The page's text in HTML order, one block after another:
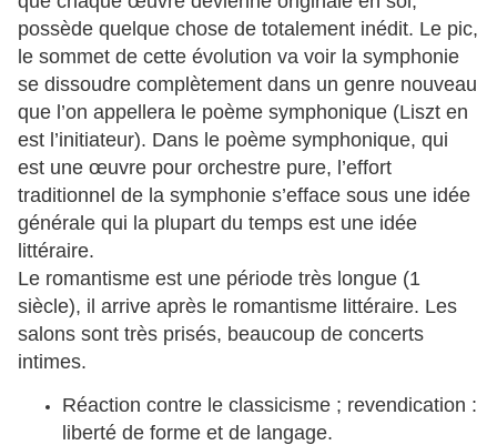
possède quelque chose de totalement inédit. Le pic,
le sommet de cette évolution va voir la symphonie
se dissoudre complètement dans un genre nouveau
que l’on appellera le poème symphonique (Liszt en
est l’initiateur). Dans le poème symphonique, qui
est une œuvre pour orchestre pure, l’effort
traditionnel de la symphonie s’efface sous une idée
générale qui la plupart du temps est une idée
littéraire.
Le romantisme est une période très longue (1
siècle), il arrive après le romantisme littéraire. Les
salons sont très prisés, beaucoup de concerts
intimes.
Réaction contre le classicisme ; revendication :
liberté de forme et de langage.